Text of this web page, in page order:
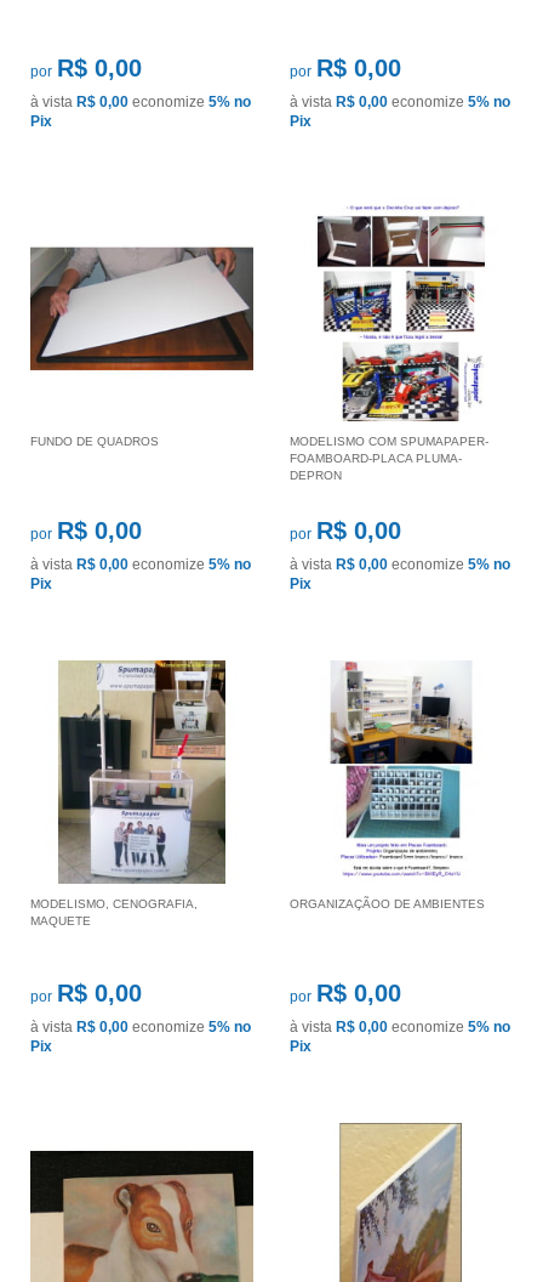
por R$ 0,00
à vista R$ 0,00 economize 5% no
Pix
por R$ 0,00
à vista R$ 0,00 economize 5% no
Pix
FUNDO DE QUADROS
por R$ 0,00
à vista R$ 0,00 economize 5% no
Pix
MODELISMO COM SPUMAPAPER-
FOAMBOARD-PLACA PLUMA-
DEPRON
por R$ 0,00
à vista R$ 0,00 economize 5% no
Pix
MODELISMO, CENOGRAFIA,
MAQUETE
por R$ 0,00
à vista R$ 0,00 economize 5% no
Pix
ORGANIZAÇÃOO DE AMBIENTES
por R$ 0,00
à vista R$ 0,00 economize 5% no
Pix